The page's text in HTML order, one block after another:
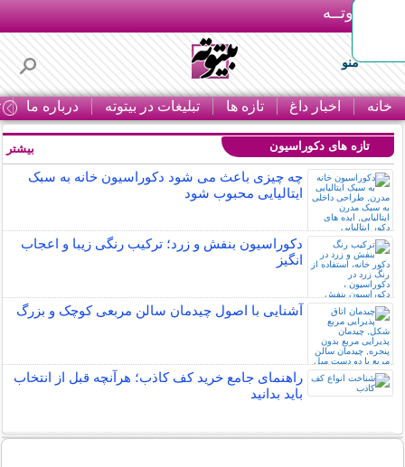
بـیتوتــه
منو
خانه اخبار داغ تازه ها تبلیغات در بیتوته درباره ما
تازه های دکوراسیون
چه چیزی باعث می شود دکوراسیون خانه به سبک
ایتالیایی محبوب شود
دکوراسیون بنفش و زرد؛ ترکیب رنگی زیبا و اعجاب
انگیز
آشنایی با اصول چیدمان سالن مربعی کوچک و بزرگ
راهنمای جامع خرید کف کاذب؛ هرآنچه قبل از انتخاب
باید بدانید
بیشتر